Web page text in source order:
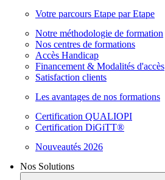
Votre parcours Etape par Etape
Notre méthodologie de formation
Nos centres de formations
Accès Handicap
Financement & Modalités d'accès
Satisfaction clients
Les avantages de nos formations
Certification QUALIOPI
Certification DiGiTT®
Nouveautés 2026
Nos Solutions